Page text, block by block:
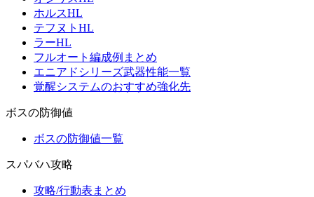
ホルスHL
テフヌトHL
ラーHL
フルオート編成例まとめ
エニアドシリーズ武器性能一覧
覚醒システムのおすすめ強化先
ボスの防御値
ボスの防御値一覧
スパバハ攻略
攻略/行動表まとめ